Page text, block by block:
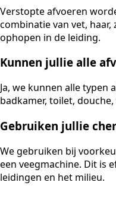
Verstopte afvoeren
combinatie van vet,
ophopen in de leiding.
Kunnen jullie alle
Ja, we kunnen alle typen
badkamer, toilet,
Gebruiken jullie
We gebruiken bij
een veegmachine. Dit is
leidingen en het milieu.